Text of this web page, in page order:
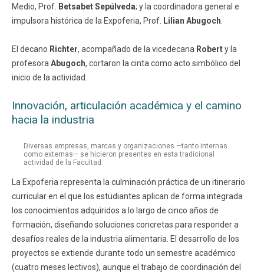
Medio, Prof. Betsabet Sepúlveda; y la coordinadora general e
impulsora histórica de la Expoferia, Prof. Lilian Abugoch
El decano Richter, acompañado de la vicedecana Roberty la
profesora Abugoch, cortaron la cinta como acto simbólico del
inicio de la actividad.
Innovación, articulación académica y el camino
hacia la industria
Diversas empresas, marcas y organizaciones —tanto internas
como externas— se hicieron presentes en esta tradicional
actividad de la Facultad.
La Expoferia representa la culminación práctica de un itinerario
curricular en el que los estudiantes aplican de forma integrada
los conocimientos adquiridos a lo largo de cinco años de
formación, diseñando soluciones concretas para responder a
desafíos reales de la industria alimentaria. El desarrollo de los
proyectos se extiende durante todo un semestre académico
(cuatro meses lectivos), aunque el trabajo de coordinación del